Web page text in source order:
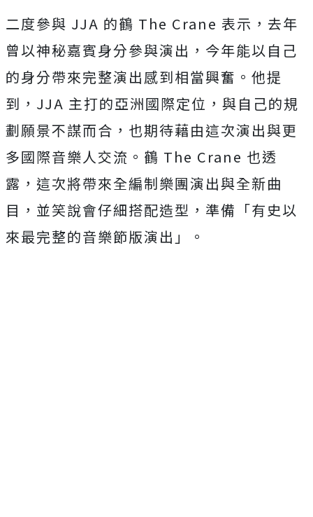
二度參與 JJA 的鶴 The Crane 表示，去年
曾以神秘嘉賓身分參與演出，今年能以自己
的身分帶來完整演出感到相當興奮。他提
到，JJA 主打的亞洲國際定位，與自己的規
劃願景不謀而合，也期待藉由這次演出與更
多國際音樂人交流。鶴 The Crane 也透
露，這次將帶來全編制樂團演出與全新曲
目，並笑說會仔細搭配造型，準備「有史以
來最完整的音樂節版演出」。